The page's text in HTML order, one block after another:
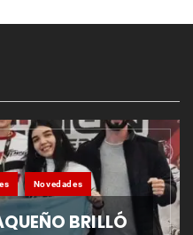
Novedades
BRILLÓ